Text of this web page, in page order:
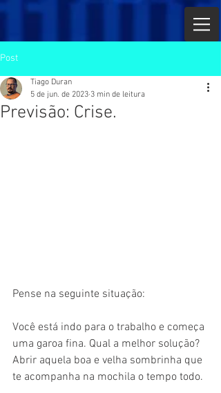
Post
Previsão: Crise.
Tiago Duran
5 de jun. de 2023 3 min de leitura
Pense na seguinte situação:
Você está indo para o trabalho e começa
uma garoa fina. Qual a melhor solução?
Abrir aquela boa e velha sombrinha que
te acompanha na mochila o tempo todo.